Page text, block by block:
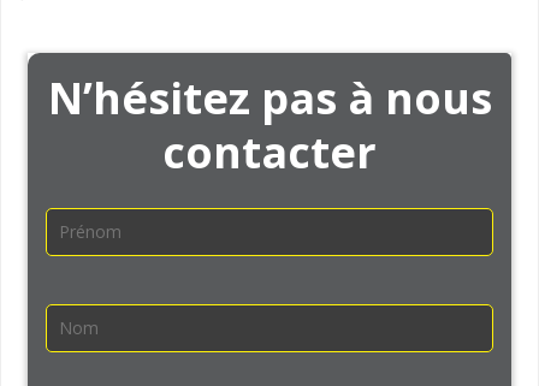
N’hésitez pas à nous
contacter